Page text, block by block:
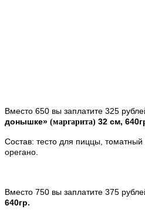
Вместо 650 вы заплатите 325
донышке» (маргарита) 32 см,
Состав: тесто для пиццы,
орегано.
Вместо 750 вы заплатите 375
640гр.